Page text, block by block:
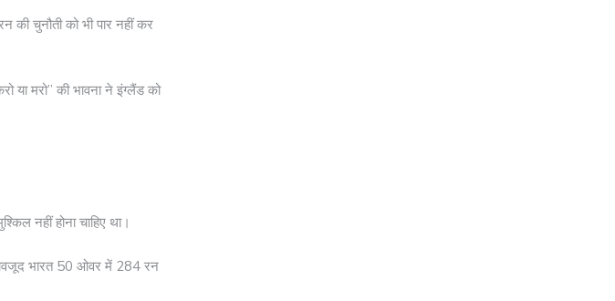
चुनौती को भी पार नहीं कर
या मरो” की भावना ने इंग्लैंड को
नहीं होना चाहिए था।
भारत 50 ओवर में 284 रन